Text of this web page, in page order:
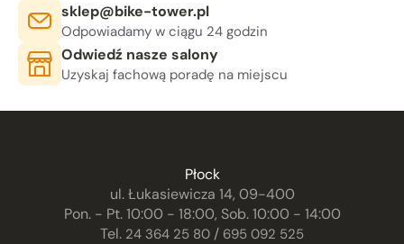
E-mail:
sklep@bike-tower.pl
Odpowiadamy w ciągu 24 godzin
Odwiedź nasze salony
Uzyskaj fachową poradę na miejscu
Płock
ul. Łukasiewicza 14, 09-400
Pon. - Pt. 10:00 - 18:00, Sob. 10:00 - 14:00
Tel. 24 364 25 80 / 695 092 525